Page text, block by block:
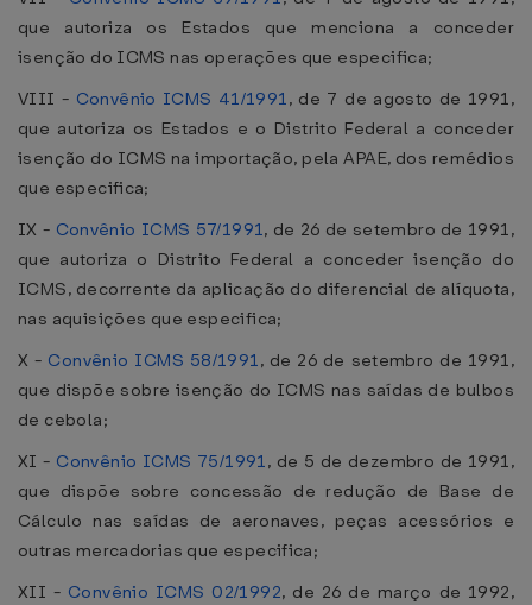
que autoriza os Estados que menciona a conceder
isenção do ICMS nas operações que especifica;
VIII - Convênio ICMS 41/1991, de 7 de agosto de 1991,
que autoriza os Estados e o Distrito Federal a conceder
isenção do ICMS na importação, pela APAE, dos remédios
que especifica;
IX - Convênio ICMS 57/1991, de 26 de setembro de 1991,
que autoriza o Distrito Federal a conceder isenção do
ICMS, decorrente da aplicação do diferencial de alíquota,
nas aquisições que especifica;
X - Convênio ICMS 58/1991, de 26 de setembro de 1991,
que dispõe sobre isenção do ICMS nas saídas de bulbos
de cebola;
XI - Convênio ICMS 75/1991, de 5 de dezembro de 1991,
que dispõe sobre concessão de redução de Base de
Cálculo nas saídas de aeronaves, peças acessórios e
outras mercadorias que especifica;
XII - Convênio ICMS 02/1992, de 26 de março de 1992,